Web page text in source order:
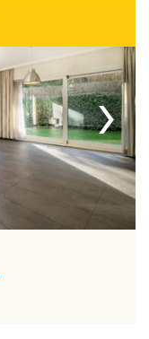
›